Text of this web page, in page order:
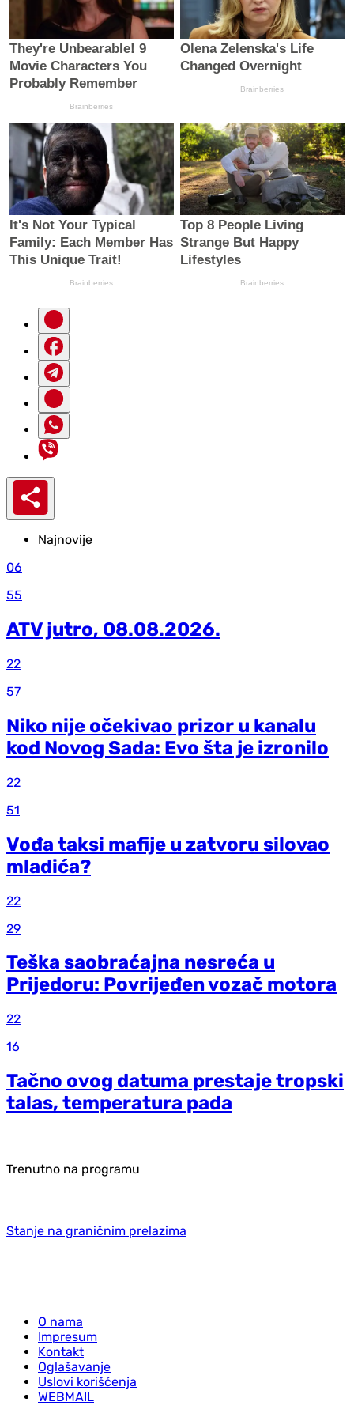
Najnovije
06
55
ATV jutro, 08.08.2026.
22
57
Niko nije očekivao prizor u kanalu
kod Novog Sada: Evo šta je izronilo
22
51
Vođa taksi mafije u zatvoru silovao
mladića?
22
29
Teška saobraćajna nesreća u
Prijedoru: Povrijeđen vozač motora
22
16
Tačno ovog datuma prestaje tropski
talas, temperatura pada
Trenutno na programu
Stanje na graničnim prelazima
O nama
Impresum
Kontakt
Oglašavanje
Uslovi korišćenja
WEBMAIL